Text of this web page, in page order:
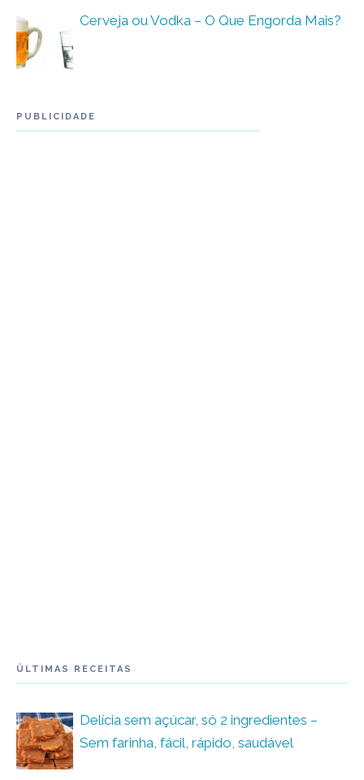
Cerveja ou Vodka – O Que Engorda Mais?
PUBLICIDADE
ÚLTIMAS RECEITAS
Delícia sem açúcar, só 2 ingredientes –
Sem farinha, fácil, rápido, saudável